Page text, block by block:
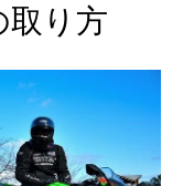
取り方